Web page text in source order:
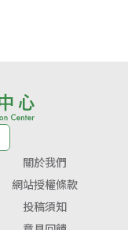
關於我們
網站授權條款
投稿須知